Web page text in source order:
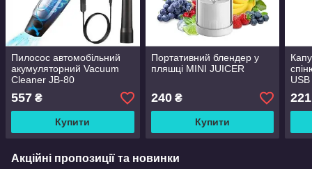
Пилосос автомобільний
акумуляторний Vacuum
Cleaner JB-80
557 ₴
Купити
Портативний блендер у
пляшці MINI JUICER
240₴
Купити
221
Акційні пропозиції та новинки